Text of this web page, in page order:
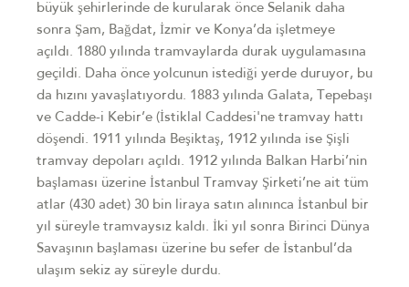
büyük şehirlerinde de kurularak önce Selanik daha
sonra Şam, Bağdat, İzmir ve Konya’da işletmeye
açıldı. 1880 yılında tramvaylarda durak uygulamasına
geçildi. Daha önce yolcunun istediği yerde duruyor, bu
da hızını yavaşlatıyordu. 1883 yılında Galata, Tepebaşı
ve Cadde-i Kebir’e (İstiklal Caddesi'ne tramvay hattı
döşendi. 1911 yılında Beşiktaş, 1912 yılında ise Şişli
tramvay depoları açıldı. 1912 yılında Balkan Harbi’nin
başlaması üzerine İstanbul Tramvay Şirketi’ne ait tüm
atlar (430 adet) 30 bin liraya satın alınınca İstanbul bir
yıl süreyle tramvaysız kaldı. İki yıl sonra Birinci Dünya
Savaşının başlaması üzerine bu sefer de İstanbul’da
ulaşım sekiz ay süreyle durdu.